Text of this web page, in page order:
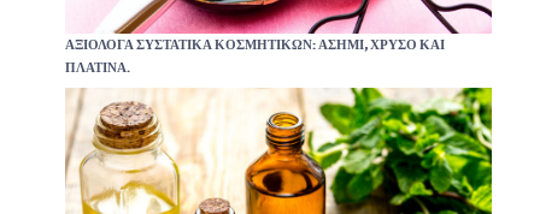
ΑΞΙΌΛΟΓΑ ΣΥΣΤΑΤΙΚΆ ΚΟΣΜΗΤΙΚΏΝ: ΑΣΉΜΙ, ΧΡΥΣΌ ΚΑΙ
ΠΛΑΤΊΝΑ.